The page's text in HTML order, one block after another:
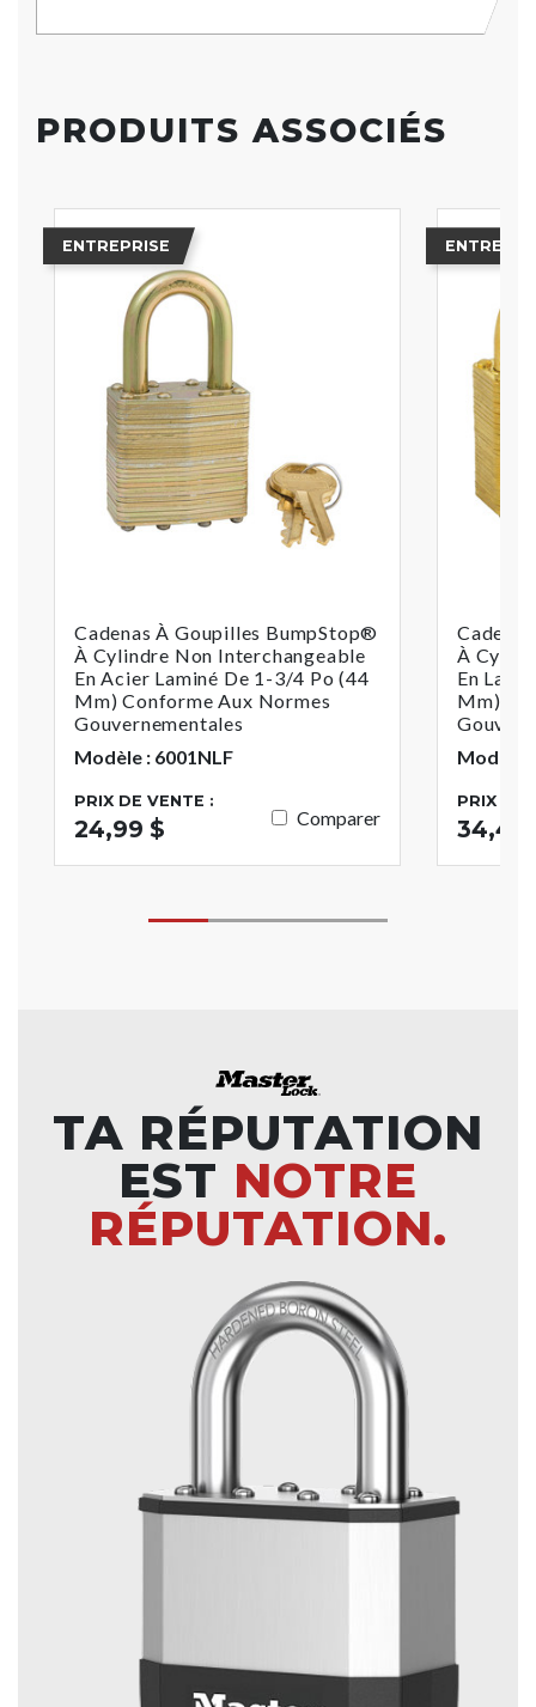
PRODUITS ASSOCIÉS
ENTREPRISE
Cadenas À Goupilles BumpStop®
À Cylindre Non Interchangeable
En Acier Laminé De 1-3/4 Po (44
Mm) Conforme Aux Normes
Gouvernementales
Modèle : 6001NLF
PRIX DE VENTE :
24,99 $ Comparer
À
En
Mm)
Modèle
PRIX DE
34,40
TA RÉPUTATION
EST NOTRE
RÉPUTATION.